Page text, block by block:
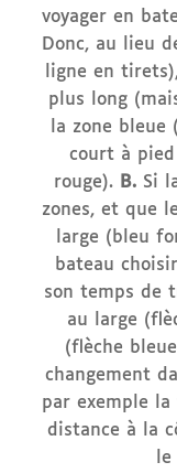
voyager en
Donc, au lieu
ligne en
plus long
la zone
court à
rouge). B.Si
zones, et que
large (bleu
bateau
son temps de
au large
(flèche
changement
par exemple
distance à la